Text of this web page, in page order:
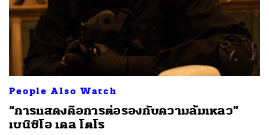
People Also Watch
“การแสดงคือการต่อรองกับความล้มเหลว”
เบนิซิโอ เดล โตโร